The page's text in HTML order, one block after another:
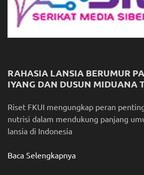
RAHASIA LANSIA BERUMUR
IYANG DAN DUSUN MIDUANA
Riset FKUI mengungkap peran
nutrisi dalam mendukung panjang
lansia di Indonesia
Baca Selengkapnya